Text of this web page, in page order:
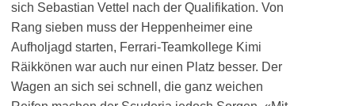
sich Sebastian Vettel nach der Qualifikation. Von
Rang sieben muss der Heppenheimer eine
Aufholjagd starten, Ferrari-Teamkollege Kimi
Räikkönen war auch nur einen Platz besser. Der
Wagen an sich sei schnell, die ganz weichen